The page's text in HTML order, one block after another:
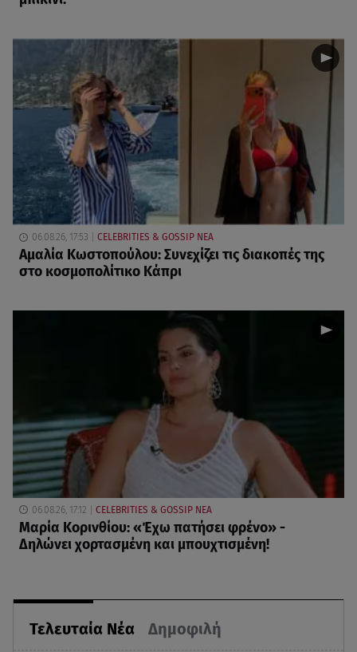
Τελευταία Νέα Δημοφιλή
06.08.26, 17:53 CELEBRITIES & GOSSIP ΝΕΑ
Αμαλία Κωστοπούλου: Συνεχίζει τις διακοπές της
στο κοσμοπολίτικο Κάπρι
06.08.26, 17:12 CELEBRITIES & GOSSIP ΝΕΑ
Μαρία Κορινθίου: «Έχω πατήσει φρένο» -
Δηλώνει χορτασμένη και μπουχτισμένη!